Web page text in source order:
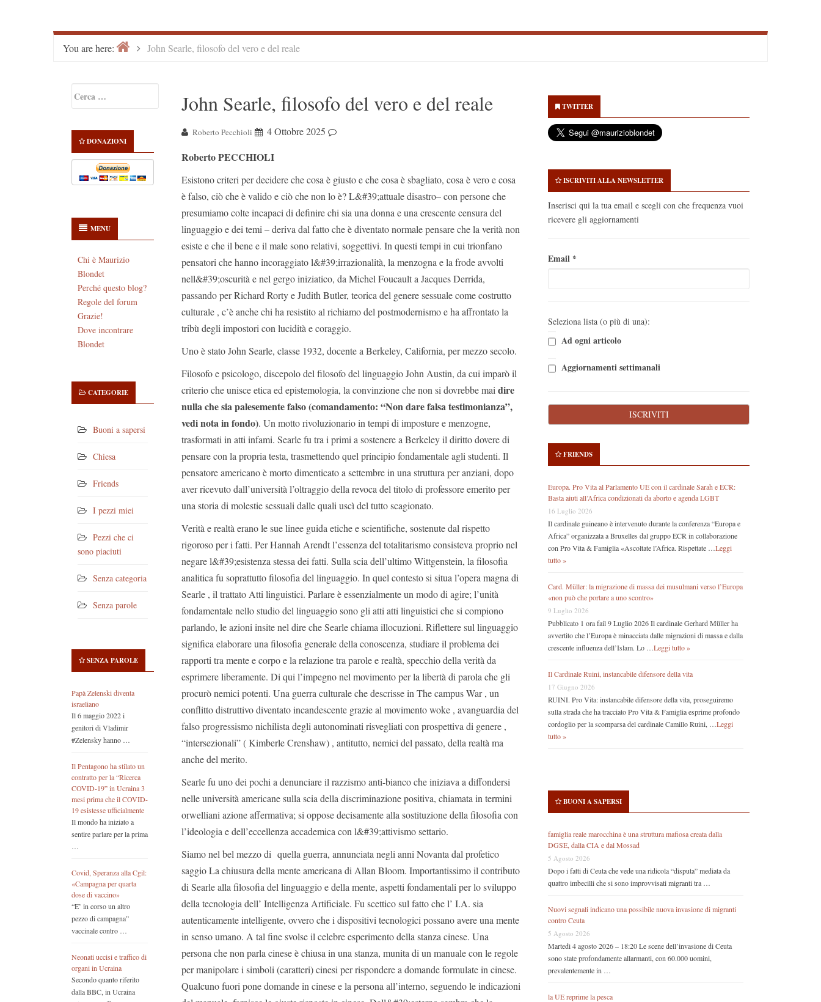
You are here: HomeJohn Searle, filosofo del vero e del reale
Sidebar
per:
DONAZIONI
MENU
Chi è Maurizio
Blondet
Perché questo blog?
Regole del forum
Grazie!
Dove incontrare
Blondet
CATEGORIE
Buoni a sapersi
Chiesa
Friends
I pezzi miei
Pezzi che ci
sono piaciuti
Senza categoria
Senza parole
SENZA PAROLE
Papà Zelenski diventa
israeliano
Il 6 maggio 2022 i
genitori di Vladimir
#Zelensky hanno …
Il Pentagono ha stilato un
contratto per la “Ricerca
COVID-19” in Ucraina 3
mesi prima che il COVID-
19 esistesse ufficialmente
Il mondo ha iniziato a
sentire parlare per la prima
…
Covid, Speranza alla Cgil:
«Campagna per quarta
dose di vaccino»
“E’ in corso un altro
pezzo di campagna”
vaccinale contro …
Neonati uccisi e traffico di
organi in Ucraina
Secondo quanto riferito
dalla BBC, in Ucraina
John Searle, filosofo del vero e del reale
Roberto Pecchioli 4 Ottobre 2025
Roberto PECCHIOLI
Esistono criteri per decidere che cosa è giusto e che cosa è sbagliato, cosa è vero e cosa
è falso, ciò che è valido e ciò che non lo è? L&#39;attuale disastro– con persone che
presumiamo colte incapaci di definire chi sia una donna e una crescente censura del
linguaggio e dei temi – deriva dal fatto che è diventato normale pensare che la verità non
esiste e che il bene e il male sono relativi, soggettivi. In questi tempi in cui trionfano
pensatori che hanno incoraggiato l&#39;irrazionalità, la menzogna e la frode avvolti
nell&#39;oscurità e nel gergo iniziatico, da Michel Foucault a Jacques Derrida,
passando per Richard Rorty e Judith Butler, teorica del genere sessuale come costrutto
culturale , c’è anche chi ha resistito al richiamo del postmodernismo e ha affrontato la
tribù degli impostori con lucidità e coraggio.
Uno è stato John Searle, classe 1932, docente a Berkeley, California, per mezzo secolo.
Filosofo e psicologo, discepolo del filosofo del linguaggio John Austin, da cui imparò il
criterio che unisce etica ed epistemologia, la convinzione che non si dovrebbe mai dire
nulla che sia palesemente falso (comandamento: “Non dare falsa testimonianza”,
vedi nota in fondo). Un motto rivoluzionario in tempi di imposture e menzogne,
trasformati in atti infami. Searle fu tra i primi a sostenere a Berkeley il diritto dovere di
pensare con la propria testa, trasmettendo quel principio fondamentale agli studenti. Il
pensatore americano è morto dimenticato a settembre in una struttura per anziani, dopo
aver ricevuto dall’università l’oltraggio della revoca del titolo di professore emerito per
una storia di molestie sessuali dalle quali uscì del tutto scagionato.
Verità e realtà erano le sue linee guida etiche e scientifiche, sostenute dal rispetto
rigoroso per i fatti. Per Hannah Arendt l’essenza del totalitarismo consisteva proprio nel
negare l&#39;esistenza stessa dei fatti. Sulla scia dell’ultimo Wittgenstein, la filosofia
analitica fu soprattutto filosofia del linguaggio. In quel contesto si situa l’opera magna di
Searle , il trattato Atti linguistici. Parlare è essenzialmente un modo di agire; l’unità
fondamentale nello studio del linguaggio sono gli atti atti linguistici che si compiono
parlando, le azioni insite nel dire che Searle chiama illocuzioni. Riflettere sul linguaggio
significa elaborare una filosofia generale della conoscenza, studiare il problema dei
rapporti tra mente e corpo e la relazione tra parole e realtà, specchio della verità da
esprimere liberamente. Di qui l’impegno nel movimento per la libertà di parola che gli
procurò nemici potenti. Una guerra culturale che descrisse in The campus War , un
conflitto distruttivo diventato incandescente grazie al movimento woke , avanguardia del
falso progressismo nichilista degli autonominati risvegliati con prospettiva di genere ,
“intersezionali” ( Kimberle Crenshaw) , antitutto, nemici del passato, della realtà ma
anche del merito.
Searle fu uno dei pochi a denunciare il razzismo anti-bianco che iniziava a diffondersi
nelle università americane sulla scia della discriminazione positiva, chiamata in termini
orwelliani azione affermativa; si oppose decisamente alla sostituzione della filosofia con
l’ideologia e dell’eccellenza accademica con l&#39;attivismo settario.
Siamo nel bel mezzo di quella guerra, annunciata negli anni Novanta dal profetico
saggio La chiusura della mente americana di Allan Bloom. Importantissimo il contributo
di Searle alla filosofia del linguaggio e della mente, aspetti fondamentali per lo sviluppo
della tecnologia dell’ Intelligenza Artificiale. Fu scettico sul fatto che l’ I.A. sia
autenticamente intelligente, ovvero che i dispositivi tecnologici possano avere una mente
in senso umano. A tal fine svolse il celebre esperimento della stanza cinese. Una
persona che non parla cinese è chiusa in una stanza, munita di un manuale con le regole
per manipolare i simboli (caratteri) cinesi per rispondere a domande formulate in cinese.
Qualcuno fuori pone domande in cinese e la persona all’interno, seguendo le indicazioni
Sidebar
TWITTER
ISCRIVITI ALLA NEWSLETTER
Inserisci qui la tua email e scegli con che frequenza vuoi
ricevere gli aggiornamenti
Email *
Seleziona lista (o più di una):
Ad ogni articolo
Aggiornamenti settimanali
FRIENDS
Europa. Pro Vita al Parlamento UE con il cardinale Sarah e ECR:
Basta aiuti all’Africa condizionati da aborto e agenda LGBT
16 Luglio 2026
Il cardinale guineano è intervenuto durante la conferenza “Europa e
Africa” organizzata a Bruxelles dal gruppo ECR in collaborazione
con Pro Vita & Famiglia «Ascoltate l’Africa. Rispettate … Leggi
tutto »
Card. Müller: la migrazione di massa dei musulmani verso l’Europa
«non può che portare a uno scontro»
9 Luglio 2026
Pubblicato 1 ora fail 9 Luglio 2026 Il cardinale Gerhard Müller ha
avvertito che l’Europa è minacciata dalle migrazioni di massa e dalla
crescente influenza dell’Islam. Lo … Leggi tutto »
Il Cardinale Ruini, instancabile difensore della vita
17 Giugno 2026
RUINI. Pro Vita: instancabile difensore della vita, proseguiremo
sulla strada che ha tracciato Pro Vita & Famiglia esprime profondo
cordoglio per la scomparsa del cardinale Camillo Ruini, … Leggi
tutto »
BUONI A SAPERSI
famiglia reale marocchina è una struttura mafiosa creata dalla
DGSE, dalla CIA e dal Mossad
5 Agosto 2026
Dopo i fatti di Ceuta che vede una ridicola “disputa” mediata da
quattro imbecilli che si sono improvvisati migranti tra …
Nuovi segnali indicano una possibile nuova invasione di migranti
contro Ceuta
5 Agosto 2026
Martedì 4 agosto 2026 – 18:20 Le scene dell’invasione di Ceuta
sono state profondamente allarmanti, con 60.000 uomini,
prevalentemente in …
la UE reprime la pesca